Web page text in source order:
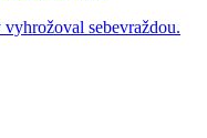
sebevraždou.